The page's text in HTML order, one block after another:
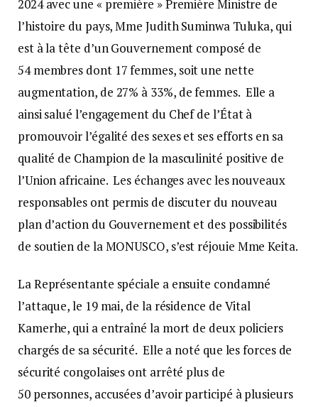
2024 avec une « première » Première Ministre de
l’histoire du pays, Mme Judith Suminwa Tuluka, qui
est à la tête d’un Gouvernement composé de
54 membres dont 17 femmes, soit une nette
augmentation, de 27% à 33%, de femmes. Elle a
ainsi salué l’engagement du Chef de l’État à
promouvoir l’égalité des sexes et ses efforts en sa
qualité de Champion de la masculinité positive de
l’Union africaine. Les échanges avec les nouveaux
responsables ont permis de discuter du nouveau
plan d’action du Gouvernement et des possibilités
de soutien de la MONUSCO, s’est réjouie Mme Keita.
La Représentante spéciale a ensuite condamné
l’attaque, le 19 mai, de la résidence de Vital
Kamerhe, qui a entraîné la mort de deux policiers
chargés de sa sécurité. Elle a noté que les forces de
sécurité congolaises ont arrêté plus de
50 personnes, accusées d’avoir participé à plusieurs